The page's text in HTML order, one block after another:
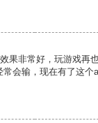
果非常好，玩游戏再
会输，现在有了这个